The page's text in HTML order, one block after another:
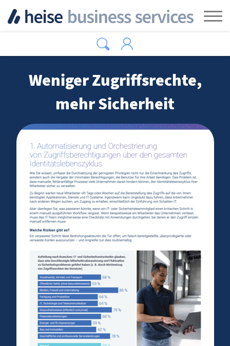
Weniger Zugriffsrechte,
mehr Sicherheit